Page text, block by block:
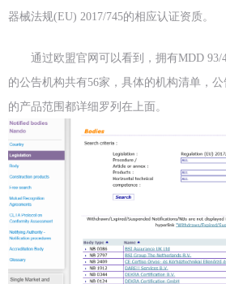
器械法规(EU) 2017/745的相应认证资质。
通过欧盟官网可以看到，拥有MDD 93/
的公告机构共有56家，具体的机构清单，
的产品范围都详细罗列在上面。